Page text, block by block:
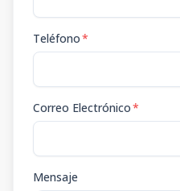
Teléfono*
Correo Electrónico*
Mensaje